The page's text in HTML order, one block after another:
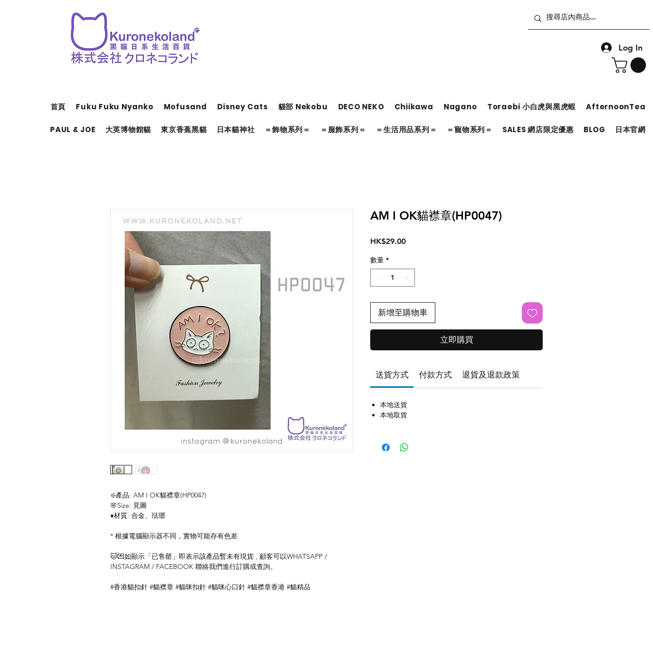
Log In
首頁 Fuku Fuku Nyanko Mofusand Disney Cats 貓部 Nekobu DECO NEKO Chiikawa Nagano Toraebi 小白虎與黑虎蝦 AfternoonTea
PAUL & JOE 大英博物館貓 東京香蕉黑貓 日本貓神社 ＝飾物系列＝ ＝服飾系列＝ ＝生活用品系列＝ ＝寵物系列＝ SALES 網店限定優惠 BLOG 日本官網
❇️產品: AM I OK貓襟章(HP0047)
🌸Size: 見圖
♦️材質: 合金、琺瑯
* 根據電腦顯示器不同，實物可能存有色差
🐱💌如顯示「已售罄」即表示該產品暫未有現貨 , 顧客可以WHATSAPP /
INSTAGRAM / FACEBOOK 聯絡我們進行訂購或查詢。
#香港貓扣針 #貓襟章 #貓咪扣針 #貓咪心口針 #貓襟章香港 #貓精品
AM I OK貓襟章(HP0047)
HK$29.00價
數量 *
新增至購物車
立即購買
送貨方式 付款方式 退貨及退款政策
本地送貨
本地取貨